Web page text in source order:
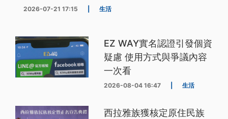
2026-07-21 17:15 生活
EZ WAY實名認證引發個資
疑慮 使用方式與爭議內容
一次看
2026-08-04 16:47 生活
西拉雅族獲核定原住民族